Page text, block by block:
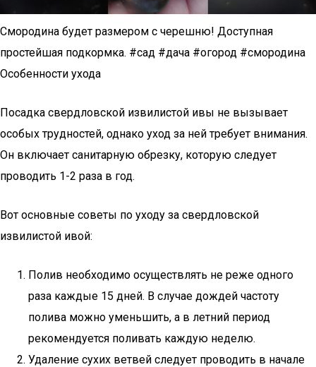
Смородина будет размером с черешню! Доступная
простейшая подкормка. #сад #дача #огород #смородина
Особенности ухода
Посадка свердловской извилистой ивы не вызывает
особых трудностей, однако уход за ней требует внимания.
Он включает санитарную обрезку, которую следует
проводить 1-2 раза в год.
Вот основные советы по уходу за свердловской
извилистой ивой:
Полив необходимо осуществлять не реже одного
раза каждые 15 дней. В случае дождей частоту
полива можно уменьшить, а в летний период
рекомендуется поливать каждую неделю.
Удаление сухих ветвей следует проводить в начале